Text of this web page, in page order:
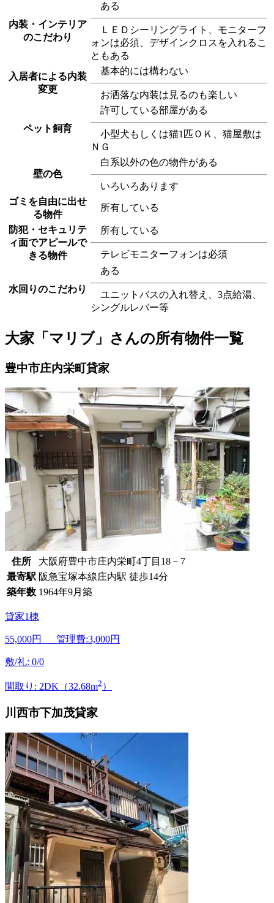
内装・インテリア
のこだわり
ある
ＬＥＤシーリングライト、モニターフ
ォンは必須、デザインクロスを入れるこ
ともある
入居者による内装
変更
基本的には構わない
お洒落な内装は見るのも楽しい
ペット飼育
許可している部屋がある
小型犬もしくは猫1匹ＯＫ、猫屋敷は
ＮＧ
壁の色
白系以外の色の物件がある
いろいろあります
ゴミを自由に出せ
る物件
所有している
防犯・セキュリテ
ィ面でアピールで
きる物件
所有している
テレビモニターフォンは必須
水回りのこだわり
ある
ユニットバスの入れ替え、3点給湯、
シングルレバー等
大家「マリブ」さんの所有物件一覧
豊中市庄内栄町貸家
住所
大阪府豊中市庄内栄町4丁目18－7
最寄駅 阪急宝塚本線庄内駅 徒歩14分
築年数 1964年9月築
貸家1棟
55,000円 管理費:3,000円
敷/礼: 0/0
間取り: 2DK（32.68m2 ）
川西市下加茂貸家